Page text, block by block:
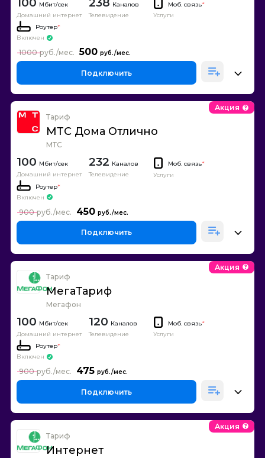
Домашний интернет
Каналов
Телевидение
Моб. связь*
Услуги
Роутер*
Включен
500
1000
Подключить
Тариф
МТС Дома Отлично
МТС
Акция
100
Домашний интернет
232 Каналов
Телевидение
Моб. связь*
Услуги
Роутер*
Включен
450
900
Подключить
Тариф
МегаТариф
Мегафон
Акция
100
Домашний интернет
120 Каналов
Телевидение
Моб. связь*
Услуги
Роутер*
Включен
475
900
Подключить
Тариф
Интернет
Акция